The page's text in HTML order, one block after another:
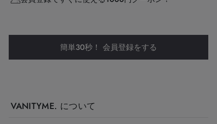
簡単30秒！ 会員登録をする
VANITYME. について